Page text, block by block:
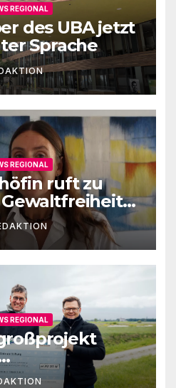
REGIONAL
des UBA jetzt
Sprache
REGIONAL
ruft zu
REGIONAL